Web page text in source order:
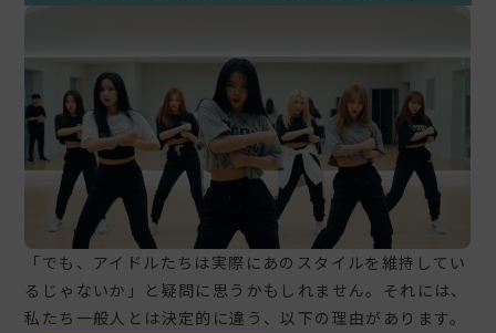
「でも、アイドルたちは実際にあのスタイルを維持してい
るじゃないか」と疑問に思うかもしれません。それには、
私たち一般人とは決定的に違う、以下の理由があります。